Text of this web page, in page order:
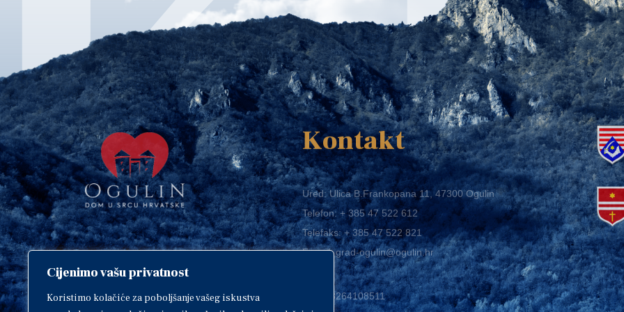
Cijenimo vašu privatnost
Koristimo kolačiće za poboljšanje vašeg iskustva
Copyright © 2018. Grad Ogulin,
sva prava pridržana.
Kontakt
Ured: Ulica B.Frankopana 11, 47300 Ogulin
Telefon:+ 385 47 522 612
Telefaks:+ 385 47 522 821
E-mail:grad-ogulin@ogulin.hr
OIB: 58264108511
IBAN: HR1424020061829700009